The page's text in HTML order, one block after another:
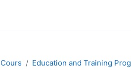
Cours Education and Training